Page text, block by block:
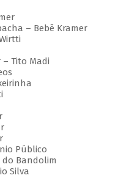
– Bebê Kramer
Tito Madi
Público
do Bandolim
Silva